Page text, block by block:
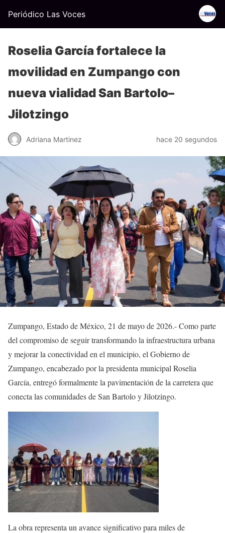
Periódico Las Voces
Roselia García fortalece la
movilidad en Zumpango con
nueva vialidad San Bartolo–
Jilotzingo
Adriana Martinez hace 20 segundos
Zumpango, Estado de México, 21 de mayo de 2026.- Como parte
del compromiso de seguir transformando la infraestructura urbana
y mejorar la conectividad en el municipio, el Gobierno de
Zumpango, encabezado por la presidenta municipal Roselia
García, entregó formalmente la pavimentación de la carretera que
conecta las comunidades de San Bartolo y Jilotzingo.
La obra representa un avance significativo para miles de